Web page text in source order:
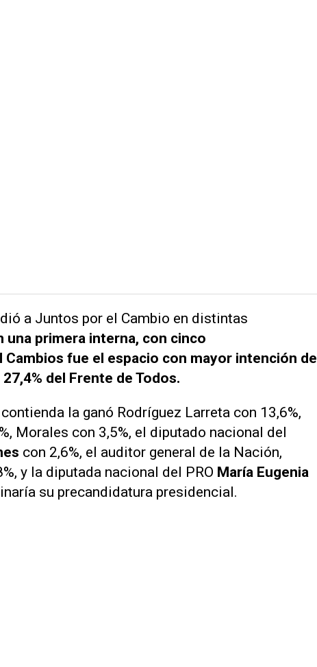
a Juntos por el Cambio en distintas
una primera interna, con cinco
Cambios fue el espacio con mayor intención de
del Frente de Todos.
la ganó Rodríguez Larreta con 13,6%,
Morales con 3,5%, el diputado nacional del
con 2,6%, el auditor general de la Nación,
y la diputada nacional del PRO María Eugenia
su precandidatura presidencial.